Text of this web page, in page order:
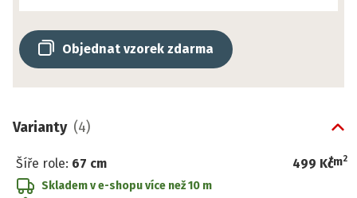
Objednat vzorek zdarma
Varianty (4)
Šíře role: 67 cm 499 Kč
/m2
Skladem v e-shopuvíce než 10 m